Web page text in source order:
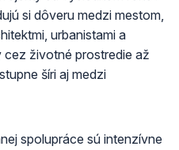
si dôveru medzi mestom,
urbanistami a
životné prostredie až
šíri aj medzi
spolupráce sú intenzívne